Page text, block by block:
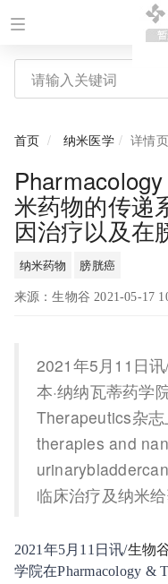
首页 纳米医学 详情页
米药物的传递
因治疗以及在
纳米药物 膀胱癌
来源：生物谷 2021-05-17
2021年5月11日
本·纳纳瓦蒂药学
Therapeutics杂
therapies and
临床治疗及纳米
2021 年5月 11 日讯/生物
学院在Pharmacology &